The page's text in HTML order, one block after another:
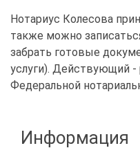
Нотариус Колесова
также можно
забрать готовые
услуги). Действующий
Федеральной
Информация